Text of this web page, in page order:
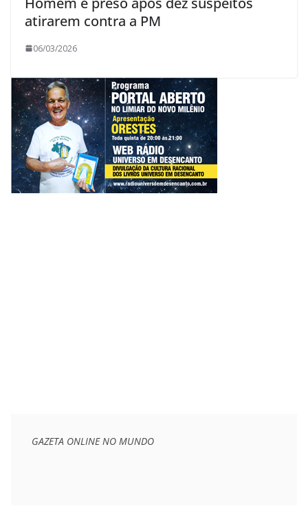
atirarem contra a PM
06/03/2026
GAZETA ONLINE NO MUNDO